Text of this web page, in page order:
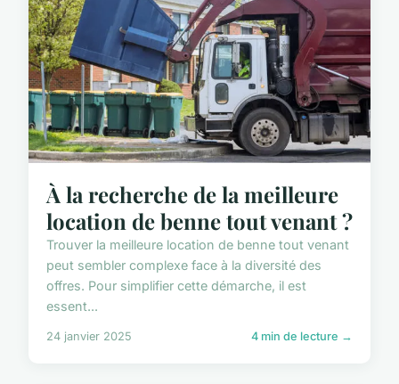
À la recherche de la meilleure
location de benne tout venant ?
Trouver la meilleure location de benne tout venant
peut sembler complexe face à la diversité des
offres. Pour simplifier cette démarche, il est
essent...
24 janvier 2025 4 min de lecture →